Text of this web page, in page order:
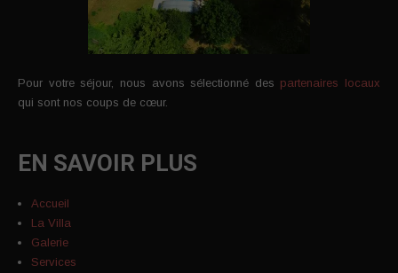
Pour votre séjour, nous avons sélectionné des partenaires locaux
qui sont nos coups de cœur.
EN SAVOIR PLUS
Accueil
La Villa
Galerie
Services